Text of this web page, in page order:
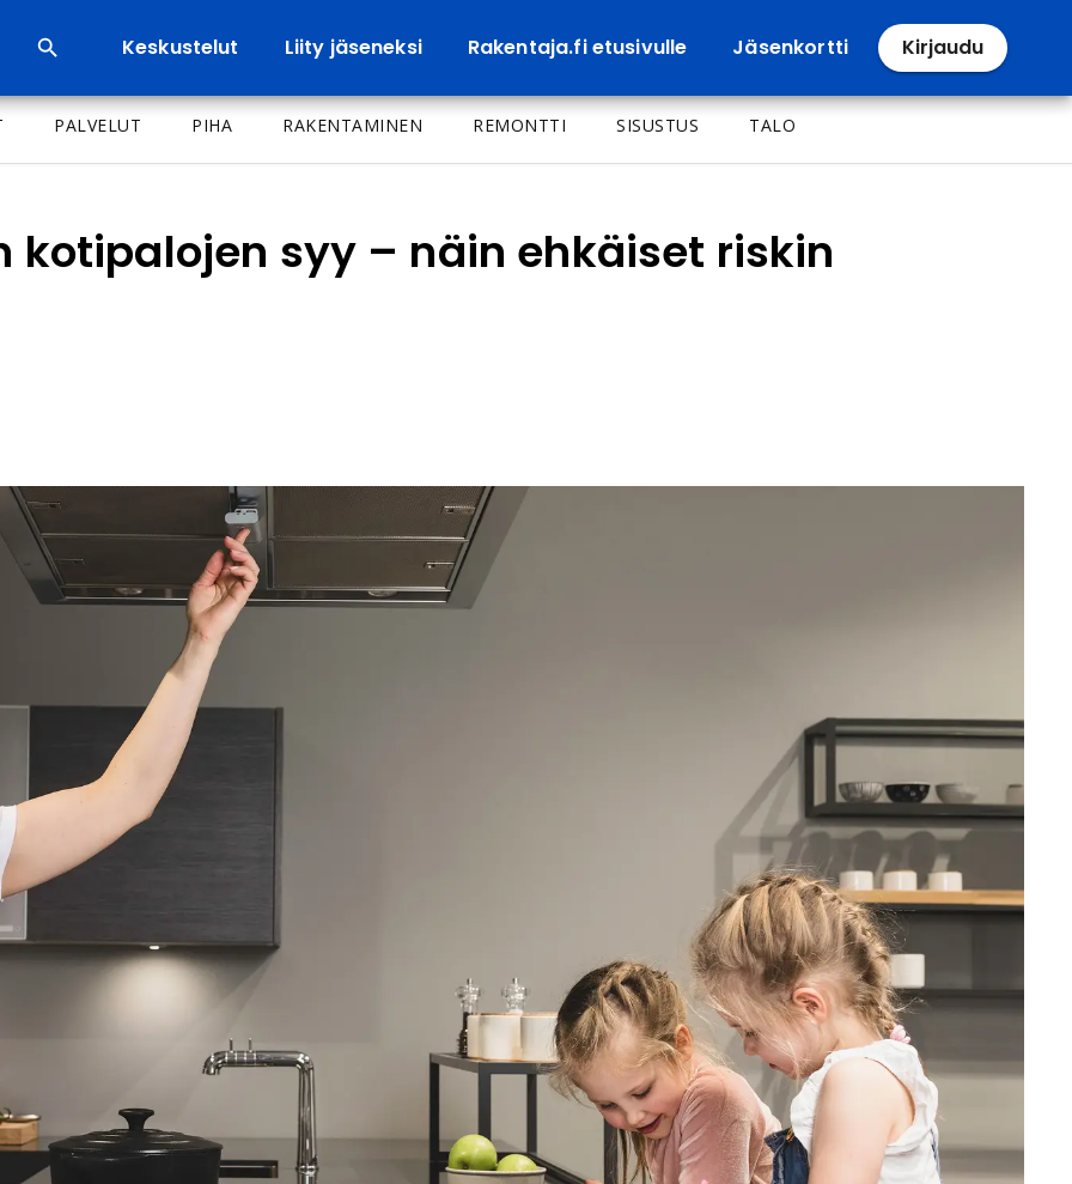
Keskustelut Liity jäseneksi Rakentaja.fi etusivulle Jäsenkortti Kirjaudu
PALVELUT PIHA RAKENTAMINEN REMONTTI SISUSTUS TALO
kotipalojen syy – näin ehkäiset riskin